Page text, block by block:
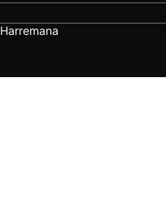
Harremana